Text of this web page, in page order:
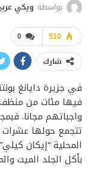
بواسطة ويكي
0 510
شارك
في جزيرة دايانغ
فيها مئات من منظفي
واجباتهم مجانا.
تتجمع حولها
المحلية “إيكان
بأكل الجلد الميت